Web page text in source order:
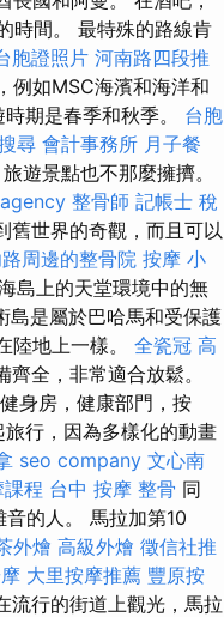
時間。 最特殊的路線肯
胞證照片 河南路四段推
例如MSC海濱和海洋和
期是春季和秋季。 台胞
尋 會計事務所 月子餐
遊景點也不那麼擁擠。
整骨師 記帳士 稅
舊世界的奇觀，而且可以
周邊的整骨院 按摩 小
島上的天堂環境中的無
島是屬於巴哈馬和受保護
陸地上一樣。 全瓷冠 高
全，非常適合放鬆。
身房，健康部門，按
行，因為多樣化的動畫
seo company 文心南
程 台中 按摩 整骨 同
的人。 馬拉加第10
外燴 高級外燴 徵信社推
大里按摩推薦 豐原按
流行的街道上觀光，馬拉